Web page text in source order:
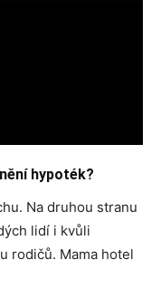
hypoték?
Na druhou stranu
lidí i kvůli
rodičů. Mama hotel